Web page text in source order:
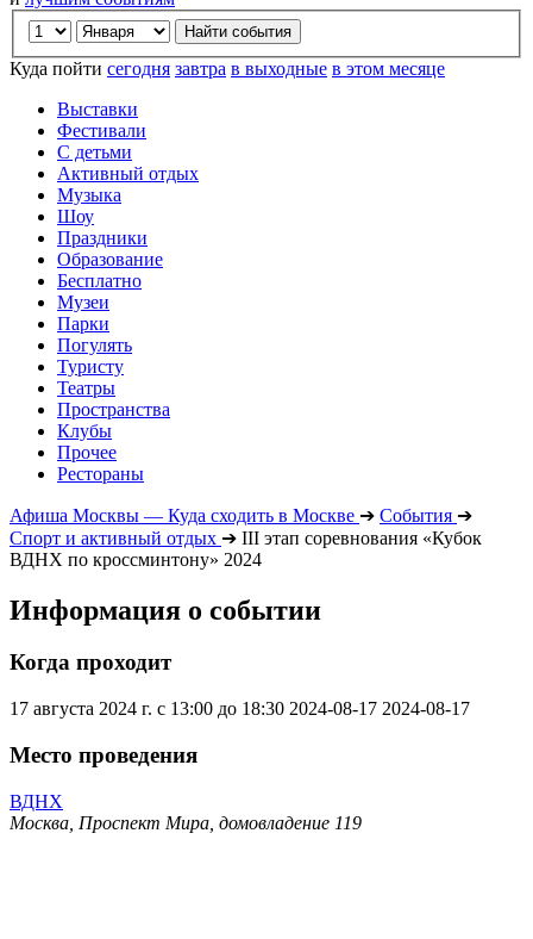
Куда пойти сегодня завтра в выходные в этом месяце
Выставки
Фестивали
С детьми
Активный отдых
Музыка
Шоу
Праздники
Образование
Бесплатно
Музеи
Парки
Погулять
Туристу
Театры
Пространства
Клубы
Прочее
Рестораны
Афиша Москвы — Куда сходить в Москве ➔ События ➔
Спорт и активный отдых ➔ III этап соревнования «Кубок
ВДНХ по кроссминтону» 2024
Информация о событии
Когда проходит
17 августа 2024 г. с 13:00 до 18:30 2024-08-17 2024-08-17
Место проведения
ВДНХ
Москва, Проспект Мира, домовладение 119